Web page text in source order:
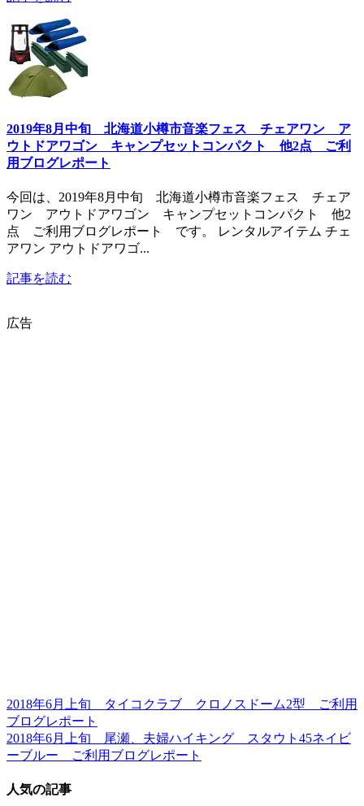
2019年8月中旬 北海道小樽市音楽フェス チェアワン ア
ウトドアワゴン キャンプセットコンパクト 他2点 ご利
用ブログレポート
今回は、2019年8月中旬 北海道小樽市音楽フェス チェア
ワン アウトドアワゴン キャンプセットコンパクト 他2
点 ご利用ブログレポート です。 レンタルアイテム チェ
アワン アウトドアワゴ...
記事を読む
広告
2018年6月上旬 タイコクラブ クロノスドーム2型 ご利用
ブログレポート
2018年6月上旬 尾瀬、夫婦ハイキング スタウト45ネイビ
ーブルー ご利用ブログレポート
人気の記事